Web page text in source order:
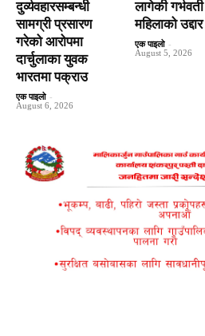
दुर्व्यवहारसम्बन्धी
सामग्री प्रसारण
गरेको आरोपमा
दार्चुलाका युवक
भारतमा पक्राउ
एक पाइलो -
August 6, 2026
लागेकी गर्भवती
महिलाको उद्दार
एक पाइलो -
August 5, 2026